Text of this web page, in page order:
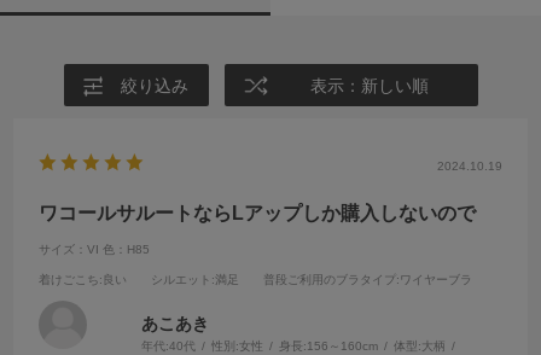
絞り込み 表示：新しい順
2024.10.19
ワコールサルートならLアップしか購入しないので
サイズ：VI 色：H85
着けごこち:良い シルエット :満足 普段ご利用のブラタイプ :ワイヤーブラ
あこあき
年代:40代 性別:女性 身長:156～160cm 体型:大柄